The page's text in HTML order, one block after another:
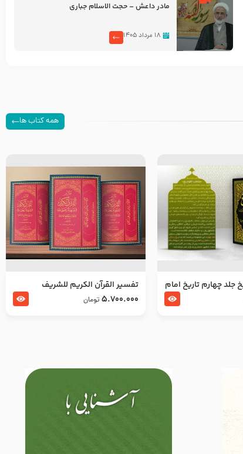
مادر داعش – حجت الاسلام جباری
۱۸ مرداد ۱۴۰۵
همه کتاب ها
جلد چهارم تاریخ امام
محمد باقر
تفسير القرآن الكريم للشريف
المرتضي قدس سرّه
5.700.000 تومان